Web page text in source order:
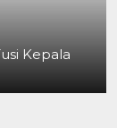
Kepala